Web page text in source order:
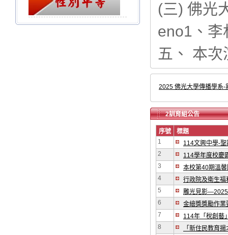
(三) 佛光
eno1、李
五、 本
2025 佛光大學傳播學系-
2訓育組公告
序號
標題
1
114文興中學-
2
114學年度校慶
3
本校第40期溫
4
行政院及衛生福
5
雕光見影—2025
6
金繪獎獎勵作業
7
114年「稅創藝
8
「新住民教育